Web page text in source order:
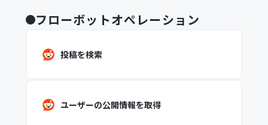
フローボットオペレーション
投稿を検索
ユーザーの公開情報を取得